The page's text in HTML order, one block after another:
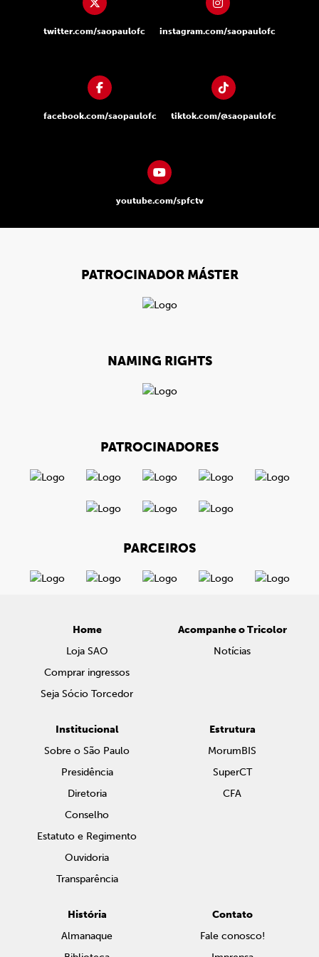
twitter.com/saopaulofc instagram.com/saopaulofc
facebook.com/saopaulofc tiktok.com/@saopaulofc
youtube.com/spfctv
PATROCINADOR MÁSTER
NAMING RIGHTS
PATROCINADORES
PARCEIROS
Home
Loja SAO
Comprar ingressos
Seja Sócio Torcedor
Acompanhe o Tricolor
Notícias
Institucional
Sobre o São Paulo
Presidência
Diretoria
Conselho
Estatuto e Regimento
Ouvidoria
Transparência
Estrutura
MorumBIS
SuperCT
CFA
História
Almanaque
Contato
Fale conosco!